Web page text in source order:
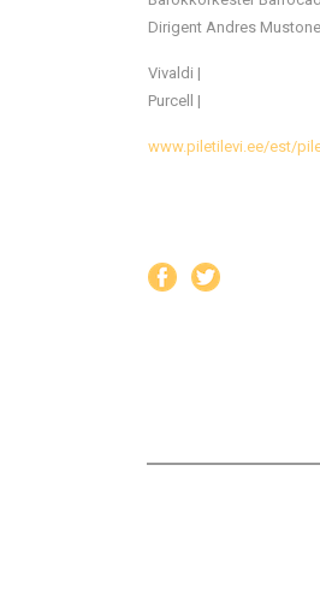
Dirigent Andres
Vivaldi |
Purcell |
www.piletilevi.ee/est/